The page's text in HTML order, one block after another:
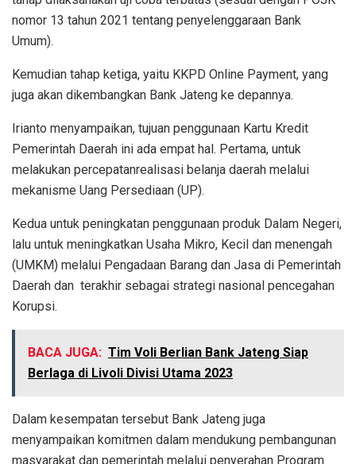
nomor 13 tahun 2021 tentang penyelenggaraan Bank
Umum).
Kemudian tahap ketiga, yaitu KKPD Online Payment, yang
juga akan dikembangkan Bank Jateng ke depannya.
Irianto menyampaikan, tujuan penggunaan Kartu Kredit
Pemerintah Daerah ini ada empat hal. Pertama, untuk
melakukan percepatanrealisasi belanja daerah melalui
mekanisme Uang Persediaan (UP).
Kedua untuk peningkatan penggunaan produk Dalam Negeri,
lalu untuk meningkatkan Usaha Mikro, Kecil dan menengah
(UMKM) melalui Pengadaan Barang dan Jasa di Pemerintah
Daerah dan terakhir sebagai strategi nasional pencegahan
Korupsi.
BACA JUGA: Tim Voli Berlian Bank Jateng Siap
Berlaga di Livoli Divisi Utama 2023
Dalam kesempatan tersebut Bank Jateng juga
menyampaikan komitmen dalam mendukung pembangunan
masyarakat dan pemerintah melalui penyerahan Program